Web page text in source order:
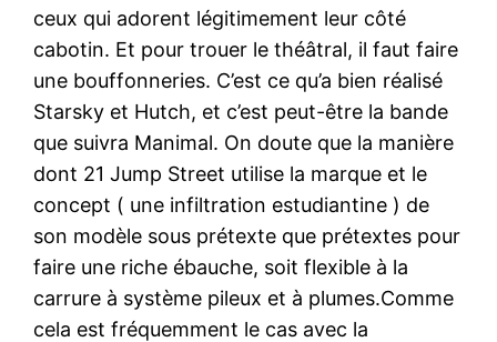
ceux qui adorent légitimement leur côté
cabotin. Et pour trouer le théâtral, il faut faire
une bouffonneries. C’est ce qu’a bien réalisé
Starsky et Hutch, et c’est peut-être la bande
que suivra Manimal. On doute que la manière
dont 21 Jump Street utilise la marque et le
concept ( une infiltration estudiantine ) de
son modèle sous prétexte que prétextes pour
faire une riche ébauche, soit flexible à la
carrure à système pileux et à plumes.Comme
cela est fréquemment le cas avec la